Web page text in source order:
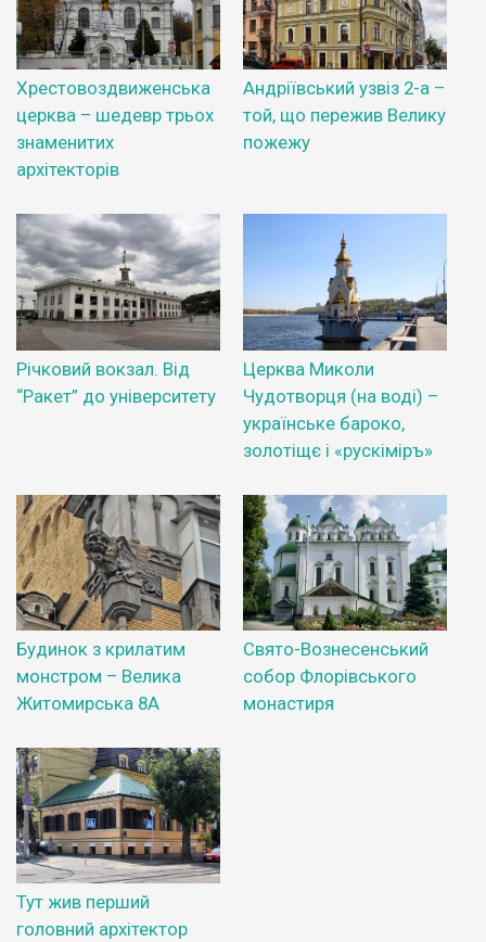
Хрестовоздвиженська
церква – шедевр трьох
знаменитих
архітекторів
Андріївський узвіз 2-а –
той, що пережив Велику
пожежу
Річковий вокзал. Від
“Ракет” до університету
Церква Миколи
Чудотворця (на воді) –
українське бароко,
золотіщє і «рускіміръ»
Будинок з крилатим
монстром – Велика
Житомирська 8А
Свято-Вознесенський
собор Флорівського
монастиря
Тут жив перший
головний архітектор